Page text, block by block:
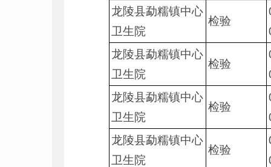
龙陵县勐糯镇中心
卫生院
检验
龙陵县勐糯镇中心
卫生院
检验
龙陵县勐糯镇中心
卫生院
检验
龙陵县勐糯镇中心
卫生院
检验